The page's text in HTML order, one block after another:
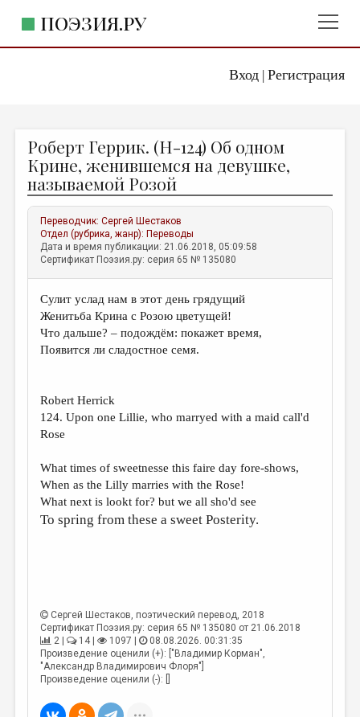
Вход| Регистрация
ПОЭЗИЯ.РУ
ЖАНРЫ
АВТОРЫ
КОММЕНТАРИИ
ЛИТСАЛОН
НОВОСТИ
ПРАВИЛА САЙТА
ОТДЕЛЫ И РУБРИКИ
ИЗБРАННОЕ
ПРОИЗВЕДЕНИЯ
ПЕРЕВОДЫ
КОНКУРСЫ
ДЕТСКАЯ КОМНАТА
КНИЖНАЯ ПОЛКА
ОБЪЯВЛЕНИЯ
КОЛОНКА РЕДАКТОРА
РЕДКОЛЛЕГИЯ
Роберт Геррик. (Н-124) Об одном
Крине, женившемся на девушке,
называемой Розой
Переводчик:Сергей Шестаков
Отдел (рубрика, жанр): Переводы
Дата и время публикации: 21.06.2018, 05:09:58
Сертификат Поэзия.ру: серия 65 № 135080
Сулит услад нам в этот день грядущий
Женитьба Крина с Розою цветущей!
Что дальше? – подождём: покажет время,
Появится ли сладостное семя.
Robert Herrick
124. Upon one Lillie, who marryed with a maid call'd
Rose
What times of sweetnesse this faire day fore-shows,
When as the Lilly marries with the Rose!
What next is lookt for? but we all sho'd see
To spring from these a sweet Posterity.
Сергей Шестаков, поэтический перевод, 2018
Сертификат Поэзия.ру: серия 65 № 135080 от 21.06.2018
2 |
14 | 1097 |
08.08.2026. 00:31:35
Произведение оценили (+): ["Владимир Корман",
"Александр Владимирович Флоря"]
Произведение оценили (-): []